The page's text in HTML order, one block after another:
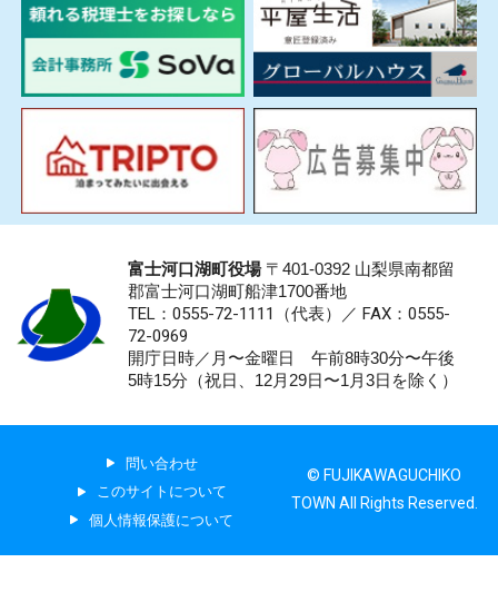
富士河口湖町役場〒401-0392 山梨県南都留
郡富士河口湖町船津1700番地
TEL：0555-72-1111 （代表）／ FAX：0555-
72-0969
開庁日時／月〜金曜日 午前8時30分〜午後
5時15分（祝日、12月29日〜1月3日を除く）
問い合わせ
このサイトについて
個人情報保護について
© FUJIKAWAGUCHIKO
TOWN All Rights Reserved.